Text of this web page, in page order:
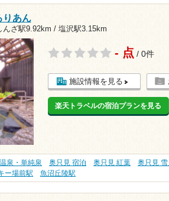
あん
んざ駅9.92km / 塩沢駅3.15km
- 点 / 0件
施設情報を見る
楽天トラベルの宿泊プランを見る
泉・単純泉 奥只見 宿泊 奥只見 紅葉 奥只見
ー場前駅
魚沼丘陵駅